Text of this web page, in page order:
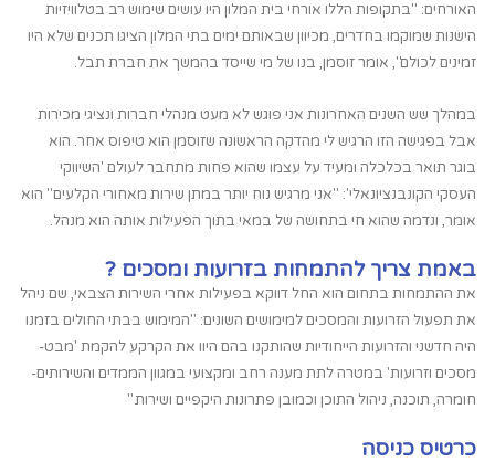
האורחים: "בתקופות הללו אורחי בית המלון היו עושים שימוש רב בטלוויזיות
הישנות שמוקמו בחדרים, מכיוון שבאותם ימים בתי המלון הציגו תכנים שלא היו
זמינים לכולם", אומר זוסמן, בנו של מי שייסד בהמשך את חברת תבל.
במהלך שש השנים האחרונות אני פוגש לא מעט מנהלי חברות ונציגי מכירות
אבל בפגישה הזו הרגיש לי מהדקה הראשונה שזוסמן הוא טיפוס אחר. הוא
בוגר תואר בכלכלה ומעיד על עצמו שהוא פחות מתחבר לעולם 'השיווקי
העסקי הקונבנציונאלי': "אני מרגיש נוח יותר במתן שירות מאחורי הקלעים" הוא
אומר, ונדמה שהוא חי בתחושה של במאי בתוך הפעילות אותה הוא מנהל.
באמת צריך להתמחות בזרועות ומסכים ?
את ההתמחות בתחום הוא החל דווקא בפעילות אחרי השירות הצבאי, שם ניהל
את תפעול הזרועות והמסכים למימושים השונים: "המימוש בבתי החולים בזמנו
היה חדשני והזרועות הייחודיות שהותקנו בהם היוו את הקרקע להקמת 'מבט-
מסכים וזרועות' במטרה לתת מענה רחב ומקצועי במגוון הממדים והשירותים-
חומרה, תוכנה, ניהול התוכן וכמובן פתרונות היקפיים ושירות."
כרטיס כניסה